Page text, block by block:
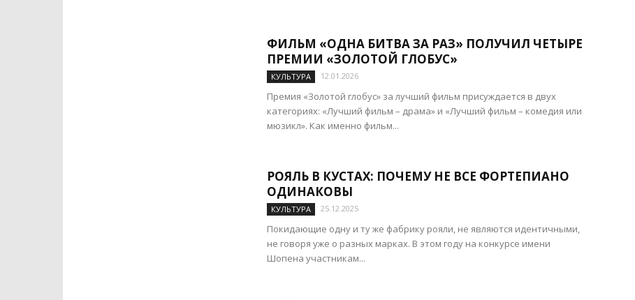
ФИЛЬМ «ОДНА БИТВА ЗА РАЗ» ПОЛУЧИЛ ЧЕТЫРЕ
ПРЕМИИ «ЗОЛОТОЙ ГЛОБУС»
КУЛЬТУРА 12.01.2026
Премия «Золотой глобус» за лучший фильм присуждается в двух
категориях: «Лучший фильм – драма» и «Лучший фильм – комедия или
мюзикл». Как именно фильм...
РОЯЛЬ В КУСТАХ: ПОЧЕМУ НЕ ВСЕ ФОРТЕПИАНО
ОДИНАКОВЫ
КУЛЬТУРА 25.12.2025
Покидающие одну и ту же фабрику рояли, не являются идентичными,
не говоря уже о разных марках. В этом году на конкурсе имени
Шопена участникам...